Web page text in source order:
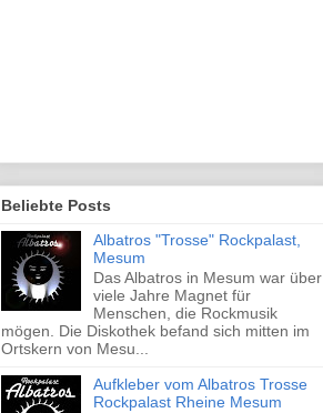
Beliebte Posts
Albatros "Trosse" Rockpalast,
Mesum
Das Albatros in Mesum war über
viele Jahre Magnet für
Menschen, die Rockmusik
mögen. Die Diskothek befand sich mitten im
Ortskern von Mesu...
Aufkleber vom Albatros Trosse
Rockpalast Rheine Mesum